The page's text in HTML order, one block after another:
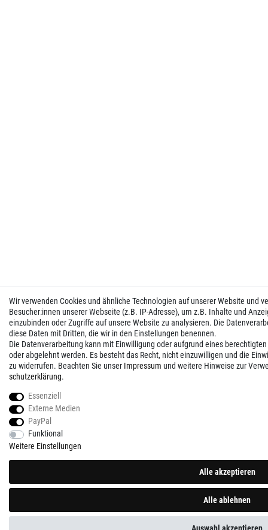
Wir verwenden Cookies und ähnliche Technologien auf unserer Website und
Besucher:innen unserer Webseite (z.B. IP-Adresse), um z.B. Inhalte und
einzubinden oder Zugriffe auf unsere Website zu analysieren. Die
diese Daten mit Dritten, die wir in den Einstellungen benennen.
Die Datenverarbeitung kann mit Einwilligung oder aufgrund eines
oder abgelehnt werden. Es besteht das Recht, nicht einzuwilligen und die
zu widerrufen. Beachten Sie unser Impressum und weitere Hinweise zur
schutz­erklärung.
Essenziell
Externe Medien
PayPal
Funktional
Weitere Einstellungen
Alle akzeptieren
Alle ablehnen
Auswahl akzeptieren